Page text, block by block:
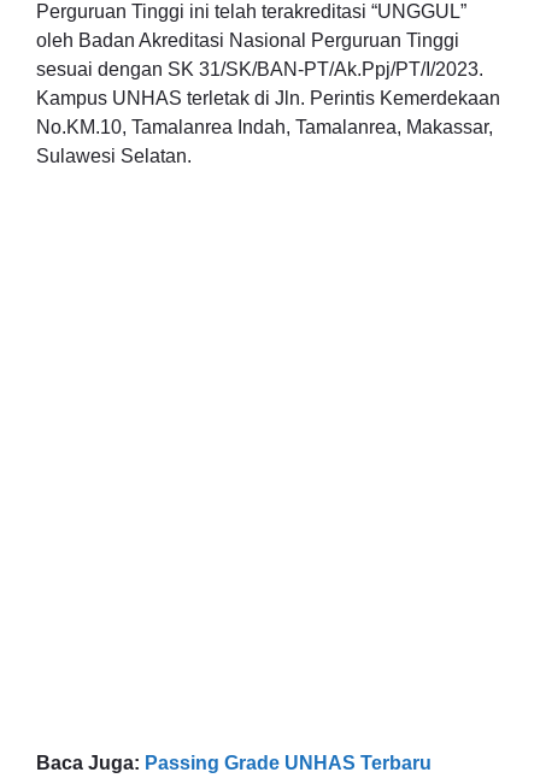
Perguruan Tinggi ini telah terakreditasi “UNGGUL”
oleh Badan Akreditasi Nasional Perguruan Tinggi
sesuai dengan SK 31/SK/BAN-PT/Ak.Ppj/PT/I/2023.
Kampus UNHAS terletak di Jln. Perintis Kemerdekaan
No.KM.10, Tamalanrea Indah, Tamalanrea, Makassar,
Sulawesi Selatan.
Baca Juga: Passing Grade UNHAS Terbaru